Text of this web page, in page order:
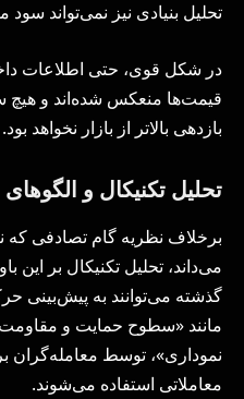
تحلیل بنیادی نیز نمی‌تواند سود
در شکل قوی، حتی اطلاعات
قیمت‌ها منعکس شده‌اند و هیچ
بازدهی بالاتر از بازار نخواهد بود.
تحلیل تکنیکال و
برخلاف نظریه گام تصادفی که
می‌داند، تحلیل تکنیکال بر این
گذشته می‌توانند به پیش‌بینی
مانند «سطوح حمایت و
نموداری»، توسط
معاملاتی استفاده می‌شوند.